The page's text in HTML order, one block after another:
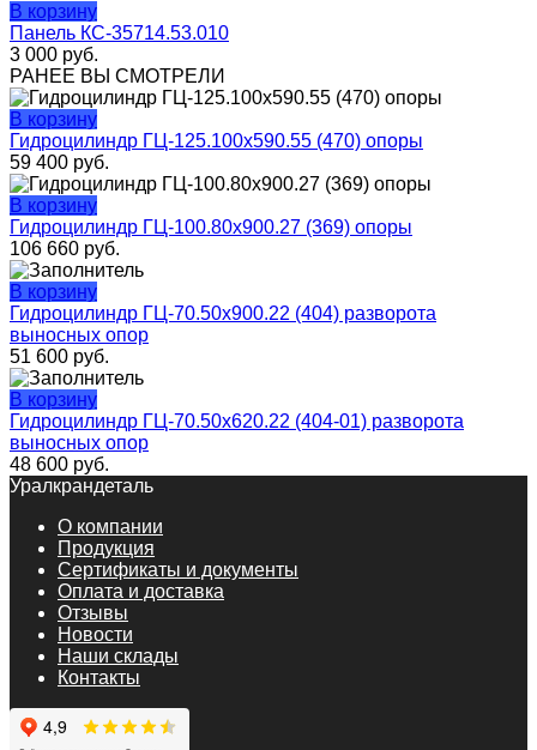
В корзину
Панель КС-35714.53.010
3 000 руб.
РАНЕЕ ВЫ СМОТРЕЛИ
В корзину
Гидроцилиндр ГЦ-125.100х590.55 (470) опоры
59 400 руб.
В корзину
Гидроцилиндр ГЦ-100.80х900.27 (369) опоры
106 660 руб.
В корзину
Гидроцилиндр ГЦ-70.50х900.22 (404) разворота
выносных опор
51 600 руб.
В корзину
Гидроцилиндр ГЦ-70.50х620.22 (404-01) разворота
выносных опор
48 600 руб.
Уралкрандеталь
О компании
Продукция
Сертификаты и документы
Оплата и доставка
Отзывы
Новости
Наши склады
Контакты